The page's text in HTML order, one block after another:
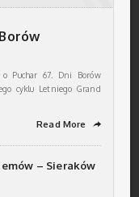
o Puchar 67. Dni Borów
cyklu Letniego Grand
Read More ➦
– Sieraków